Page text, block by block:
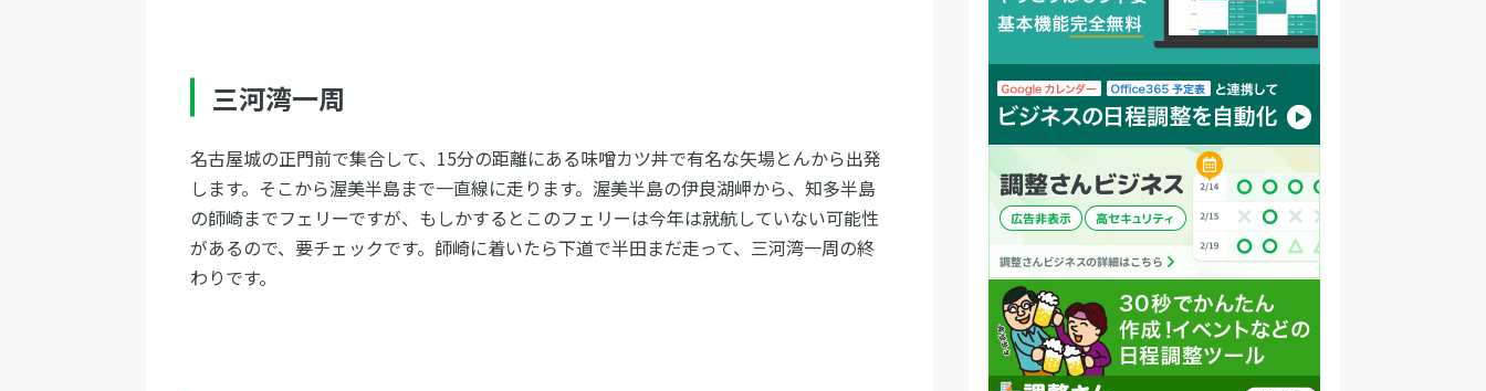
三河湾一周
名古屋城の正門前で集合して、15分の距離にある味噌カツ丼で有名な矢場とんから出発
します。そこから渥美半島まで一直線に走ります。渥美半島の伊良湖岬から、知多半島
の師崎までフェリーですが、もしかするとこのフェリーは今年は就航していない可能性
があるので、要チェックです。師崎に着いたら下道で半田まだ走って、三河湾一周の終
わりです。